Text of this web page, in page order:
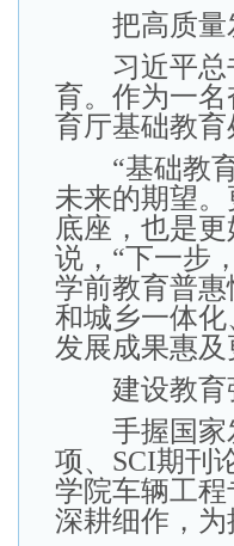
把高质量
习近平总书
育。作为一
育厅基础教
“基础教育
未来的期望
底座，也是
说，“下一步
学前教育普
和城乡一体
发展成果惠
建设教育
手握国家发
项、SCI期刊
学院车辆工
深耕细作，